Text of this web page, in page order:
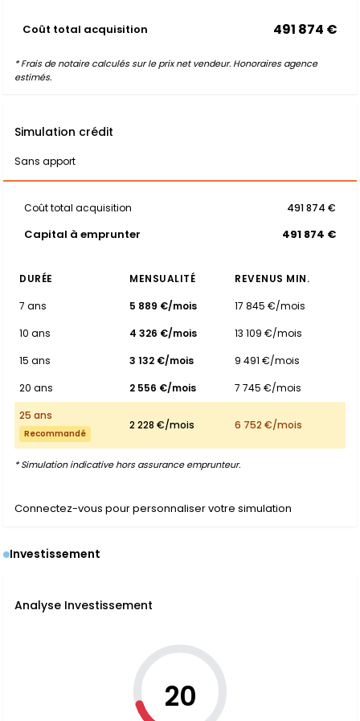
Coût total acquisition 491 874 €
* Frais de notaire calculés sur le prix net vendeur. Honoraires agence
estimés.
Simulation crédit
Sans apport
Coût total acquisition 491 874 €
Capital à emprunter 491 874 €
DURÉE MENSUALITÉ
REVENUS MIN.
7 ans
5 889 €/mois
17 845 €/mois
10 ans
4 326 €/mois
13 109 €/mois
15 ans
3 132 €/mois
9 491 €/mois
20 ans
2 556 €/mois
7 745 €/mois
25 ans
Recommandé
2 228 €/mois 6 752 €/mois
* Simulation indicative hors assurance emprunteur.
Connectez-vous pour personnaliser votre simulation
Investissement
Analyse Investissement
20